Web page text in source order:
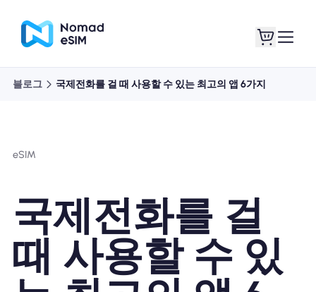
쇼핑 플랜
eSIM 정보
블로그 국제전화를 걸 때 사용할 수 있는 최고의 앱 6가지
eSIM
국제전화를 걸
때 사용할 수 있